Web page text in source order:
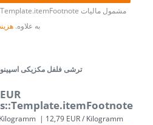
مشمول مالیات
به علاوه.
550gr. ترشی فلفل مکزیکی اسپینو
Kilogramm | 12,79 EUR / Kilogramm